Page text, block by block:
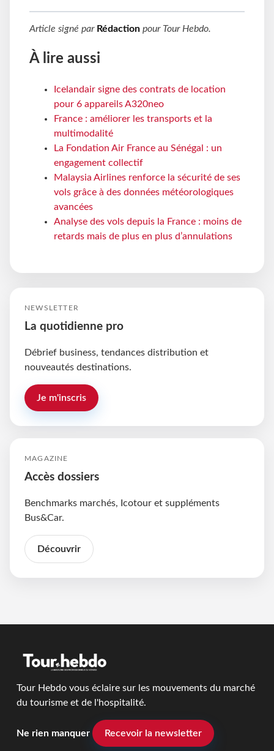
Article signé par Rédaction pour Tour Hebdo.
À lire aussi
Icelandair signe des contrats de location
pour 6 appareils A320neo
France : améliorer les transports et la
multimodalité
La Fondation Air France au Sénégal : un
engagement collectif
Malaysia Airlines renforce la sécurité de ses
vols grâce à des données météorologiques
avancées
Analyse des vols depuis la France : moins de
retards mais de plus en plus d’annulations
NEWSLETTER
La quotidienne pro
Débrief business, tendances distribution et
nouveautés destinations.
Je m'inscris
MAGAZINE
Accès dossiers
Benchmarks marchés, Icotour et suppléments
Bus&Car.
Découvrir
Tour Hebdo vous éclaire sur les mouvements du marché
du tourisme et de l'hospitalité.
Ne rien manquer Recevoir la newsletter